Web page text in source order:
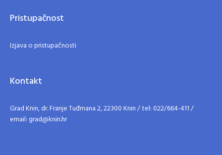
Pristupačnost
Izjava o pristupačnosti
Kontakt
Grad Knin, dr. Franje Tuđmana 2, 22300 Knin / tel: 022/664-411 /
email: grad@knin.hr